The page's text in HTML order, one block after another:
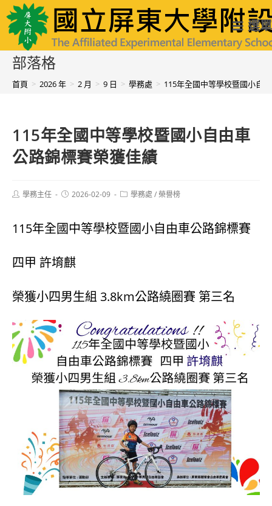
跳
轉
至
國立屏東大學附設實驗國民小學 選單
部落格
首頁 > 2026 年 > 2 月 > 9 日 > 學務處 > 115年全國中等學校暨國小自
115年全國中等學校暨國小自由車
公路錦標賽榮獲佳績
Post學務主任
Post2026-02-09
Post學務處 /榮譽榜
115年全國中等學校暨國小自由車公路錦標賽
四甲 許堉麒
榮獲小四男生組 3.8km公路繞圈賽 第三名